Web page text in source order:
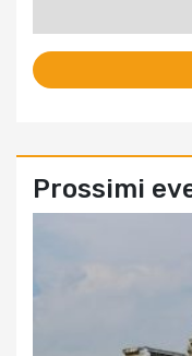
Prossimi